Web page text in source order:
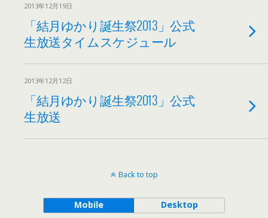
2013年12月19日
「結月ゆかり誕生祭2013」公式
生放送タイムスケジュール
2013年12月12日
「結月ゆかり誕生祭2013」公式
生放送
Back to top
Mobile Desktop